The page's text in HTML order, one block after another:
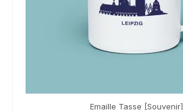
Emaille Tasse [Souvenir]